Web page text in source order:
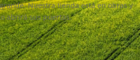
Nuestra tienda está en obras y
abrirá sus puertas.